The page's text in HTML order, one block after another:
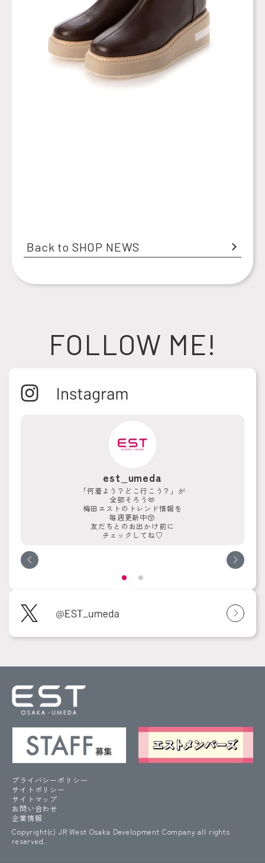
Back to SHOP NEWS
FOLLOW ME!
est_umeda
「何着よう？どこ行こう？」が
全部そろう🫶
梅田エストのトレンド情報を
毎週更新中😚
友だちとのお出かけ前に
チェックしてね♡
プライバシーポリシー
サイトポリシー
サイトマップ
お問い合わせ
企業情報
Copyright(c) JR West Osaka Development Company all rights
reserved.